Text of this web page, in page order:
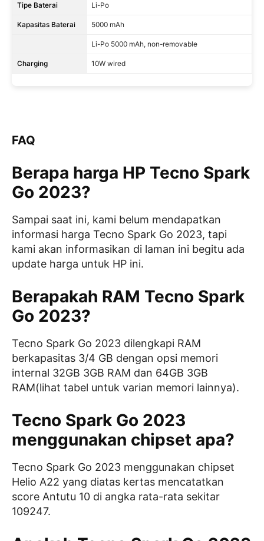
Tipe Baterai Li-Po
Kapasitas Baterai 5000 mAh
Li-Po 5000 mAh, non-removable
Charging 10W wired
FAQ
Berapa harga HP Tecno Spark
Go 2023?
Sampai saat ini, kami belum mendapatkan
informasi harga Tecno Spark Go 2023, tapi
kami akan informasikan di laman ini begitu ada
update harga untuk HP ini.
Berapakah RAM Tecno Spark
Go 2023?
Tecno Spark Go 2023 dilengkapi RAM
berkapasitas 3/4 GB dengan opsi memori
internal 32GB 3GB RAM dan 64GB 3GB
RAM(lihat tabel untuk varian memori lainnya).
Tecno Spark Go 2023
menggunakan chipset apa?
Tecno Spark Go 2023 menggunakan chipset
Helio A22 yang diatas kertas mencatatkan
score Antutu 10 di angka rata-rata sekitar
109247.